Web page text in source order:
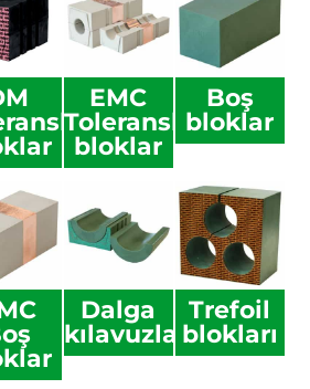
EMC
Toleranslı
bloklar
Boş
bloklar
Dalga
kılavuzları
Trefoil
blokları